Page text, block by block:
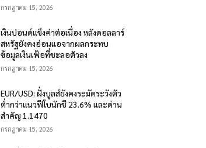
กรกฎาคม 15, 2026
เงินปอนด์แข็งค่าต่อเนื่อง หลังดอลลาร์
สหรัฐยังคงอ่อนแอจากผลกระทบ
ข้อมูลเงินเฟ้อที่ชะลอตัวลง
กรกฎาคม 15, 2026
EUR/USD: ฝั่งบูลส์ยังคงระมัดระวังตัว
ต่ำกว่าแนวฟีโบนักชี 23.6% และด่าน
สำคัญ 1.1470
กรกฎาคม 15, 2026